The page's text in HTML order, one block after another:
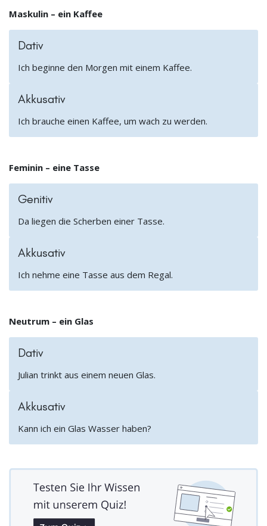
Maskulin – ein Kaffee
Dativ
Ich beginne den Morgen mit einem Kaffee.
Akkusativ
Ich brauche einen Kaffee, um wach zu werden.
Feminin – eine Tasse
Genitiv
Da liegen die Scherben einer Tasse.
Akkusativ
Ich nehme eine Tasse aus dem Regal.
Neutrum – ein Glas
Dativ
Julian trinkt aus einem neuen Glas.
Akkusativ
Kann ich ein Glas Wasser haben?